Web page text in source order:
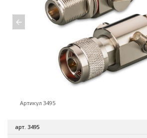
Артикул 3495
арт. 3495